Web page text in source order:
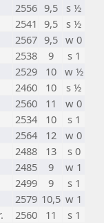
2556 9,5
s ½
2541 9,5
s ½
2567 9,5 w 0
2538 9
s 1
2529 10 w ½
2460 10
s ½
2560 11
w 0
2534 10
s 1
2564 12
w 0
2488 13
s 0
2485 9
w 1
2499 9
s 1
2579 10,5 w 1
2560 11
s 1